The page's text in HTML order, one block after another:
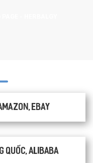
Ebay
Quốc, Alibaba